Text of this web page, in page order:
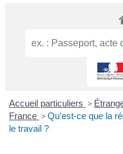
Accueil particuliers >
France > Qu'est-ce que la
le travail ?